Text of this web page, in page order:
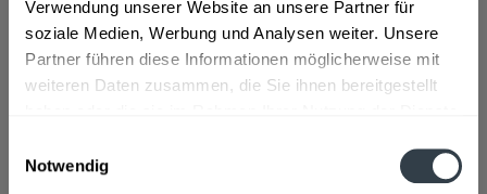
Verwendung unserer Website an unsere Partner für
soziale Medien, Werbung und Analysen weiter. Unsere
Partner führen diese Informationen möglicherweise mit
weiteren Daten zusammen, die Sie ihnen bereitgestellt
Notwendig
Artikel-Nr.:
37954
Verfügbar in:
Beschreibung